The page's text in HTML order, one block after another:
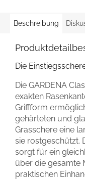
Beschreibung
Die
Die GARDENA
exakten
Griffform
gehärteten und
Grasschere eine
sie rostgeschützt.
sorgt für ein
über die gesamte
praktischen